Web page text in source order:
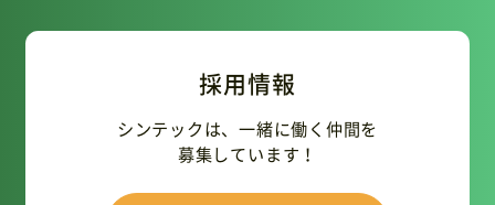
採用情報
シンテックは、一緒に働く仲間を
募集しています！